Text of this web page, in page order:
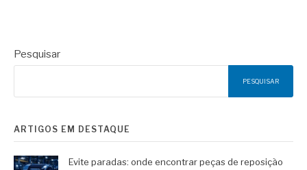
Pesquisar
PESQUISAR
ARTIGOS EM DESTAQUE
Evite paradas: onde encontrar peças de reposição